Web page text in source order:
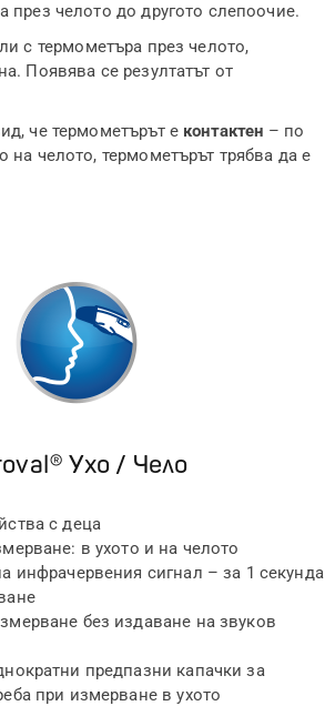
през челото до другото слепоочие.
с термометъра през челото,
Появява се резултатът от
че термометърът е контактен – по
на челото, термометърът трябва да е
Ухо / Чело
с деца
в ухото и на челото
инфрачервения сигнал – за 1 секунда
без издаване на звуков
предпазни капачки за
при измерване в ухото